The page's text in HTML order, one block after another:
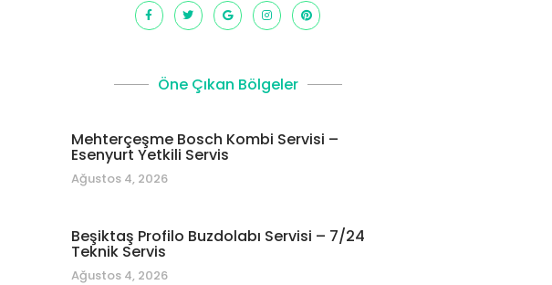
Öne Çıkan Bölgeler
Mehterçeşme Bosch Kombi Servisi –
Esenyurt Yetkili Servis
Ağustos 4, 2026
Beşiktaş Profilo Buzdolabı Servisi – 7/24
Teknik Servis
Ağustos 4, 2026